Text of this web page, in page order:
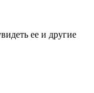
ее и другие